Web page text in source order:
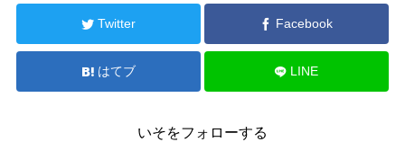
Twitter Facebook
はてブ LINE
いそをフォローする